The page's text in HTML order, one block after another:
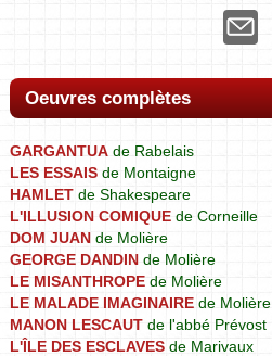
Oeuvres complètes
GARGANTUA de Rabelais
LES ESSAIS de Montaigne
HAMLET de Shakespeare
L'ILLUSION COMIQUE de Corneille
DOM JUAN de Molière
GEORGE DANDIN de Molière
LE MISANTHROPE de Molière
LE MALADE IMAGINAIRE de Molière
MANON LESCAUT de l'abbé Prévost
L'ÎLE DES ESCLAVES de Marivaux